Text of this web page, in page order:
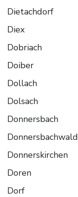
Dietachdorf
Diex
Dobriach
Doiber
Dollach
Dolsach
Donnersbach
Donnersbachwald
Donnerskirchen
Doren
Dorf